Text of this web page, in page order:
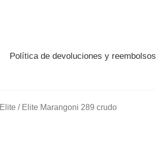
Política de devoluciones y reembolsos
Elite / Elite Marangoni 289 crudo